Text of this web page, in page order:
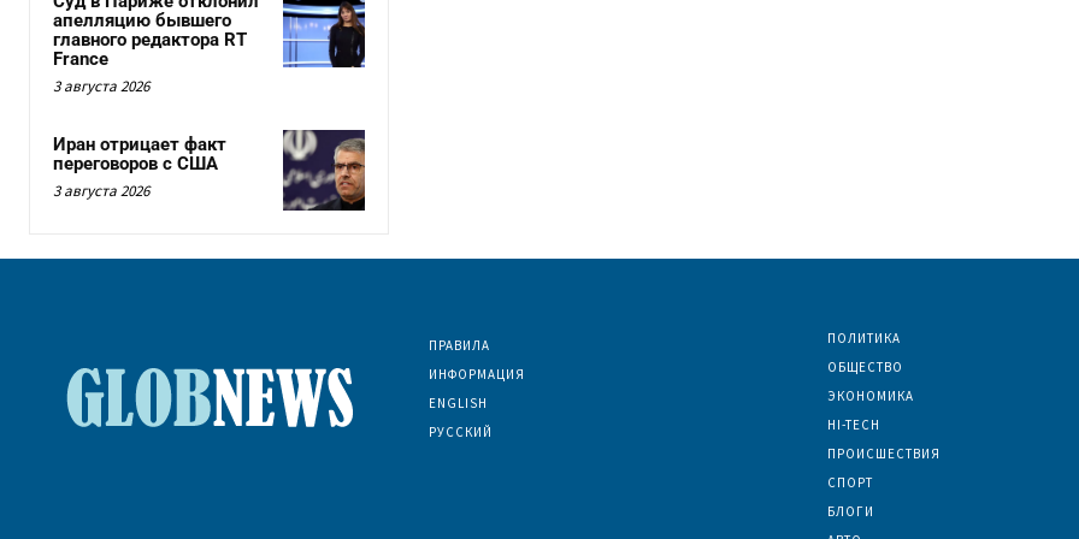
апелляцию бывшего
главного редактора RT
France
3 августа 2026
Иран отрицает факт
переговоров с США
3 августа 2026
ПРАВИЛА
ИНФОРМАЦИЯ
ENGLISH
РУССКИЙ
ПОЛИТИКА
ОБЩЕСТВО
ЭКОНОМИКА
HI-TECH
ПРОИСШЕСТВИЯ
СПОРТ
БЛОГИ